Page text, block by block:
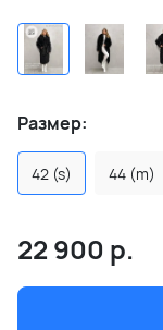
Размер:
42 (s) 44 (m)
22 900 р.